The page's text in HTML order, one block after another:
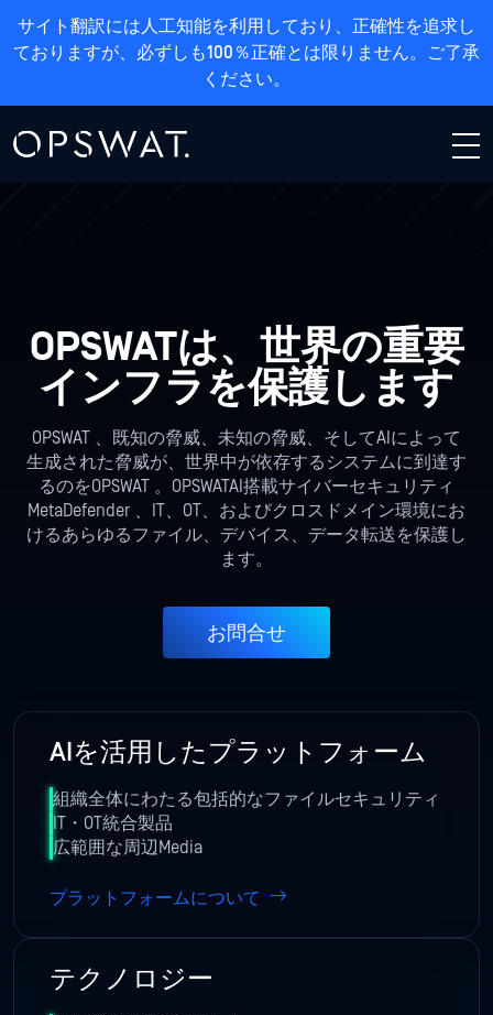
サイト翻訳には人工知能を利用しており、正確性を追求し
ておりますが、必ずしも100％正確とは限りません。ご了承
ください。
OPSWATは、世界の重要
インフラを保護します
OPSWAT 、既知の脅威、未知の脅威、そしてAIによって
生成された脅威が、世界中が依存するシステムに到達す
るのをOPSWAT 。OPSWATAI搭載サイバーセキュリティ
MetaDefender 、IT、OT、 およびクロスドメイン環境にお
けるあらゆるファイル、デバイス、データ転送を保護し
ます。
お問合せ
AIを活用したプラットフォーム
組織全体にわたる包括的なファイルセキュリティ
IT・OT統合製品
広範囲な周辺Media
プラットフォームについて
テクノロジー